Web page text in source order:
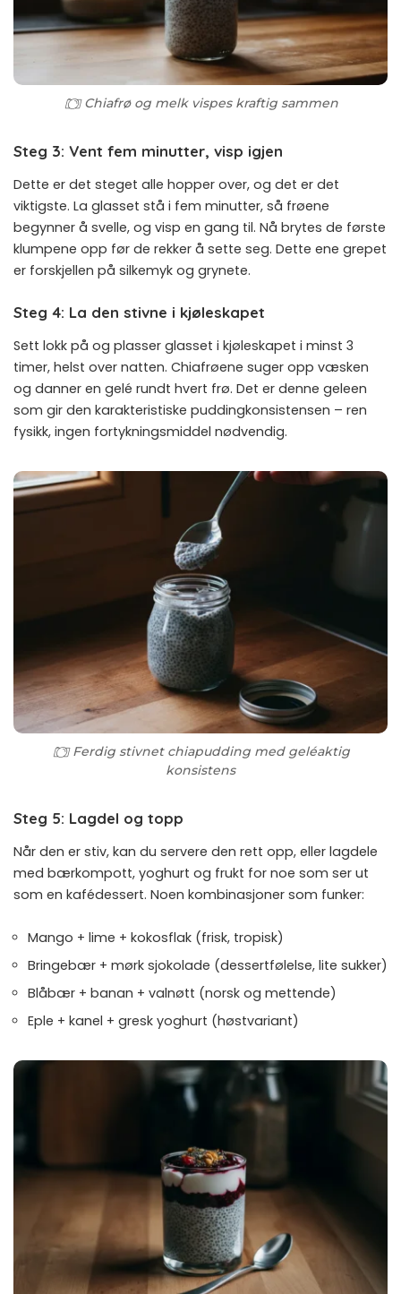
Chiafrø og melk vispes kraftig sammen
Steg 3: Vent fem minutter, visp igjen
Dette er det steget alle hopper over, og det er det
viktigste. La glasset stå i fem minutter, så frøene
begynner å svelle, og visp en gang til. Nå brytes de første
klumpene opp før de rekker å sette seg. Dette ene grepet
er forskjellen på silkemyk og grynete.
Steg 4: La den stivne i kjøleskapet
Sett lokk på og plasser glasset i kjøleskapet i minst 3
timer, helst over natten. Chiafrøene suger opp væsken
og danner en gelé rundt hvert frø. Det er denne geleen
som gir den karakteristiske puddingkonsistensen – ren
fysikk, ingen fortykningsmiddel nødvendig.
Ferdig stivnet chiapudding med geléaktig
konsistens
Steg 5: Lagdel og topp
Når den er stiv, kan du servere den rett opp, eller lagdele
med bærkompott, yoghurt og frukt for noe som ser ut
som en kafédessert. Noen kombinasjoner som funker:
Mango + lime + kokosflak (frisk, tropisk)
Bringebær + mørk sjokolade (dessertfølelse, lite sukker)
Blåbær + banan + valnøtt (norsk og mettende)
Eple + kanel + gresk yoghurt (høstvariant)